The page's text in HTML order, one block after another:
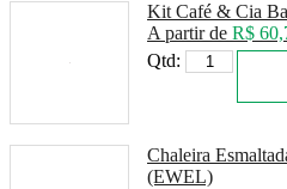
Kit Café & Cia
A partir de R$
Qtd:
Chaleira
(EWEL)